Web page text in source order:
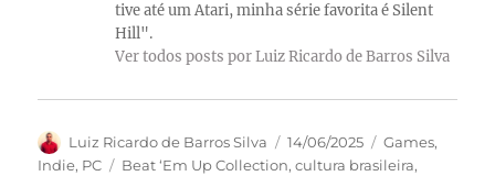
tive até um Atari, minha série favorita é Silent
Hill".
Ver todos posts por Luiz Ricardo de Barros Silva
Autor
Luiz Ricardo de Barros Silva
Publicado
em
14/06/2025 Categorias
Games,
Indie, PC Tags
Beat ‘Em Up Collection,cultura brasileira,